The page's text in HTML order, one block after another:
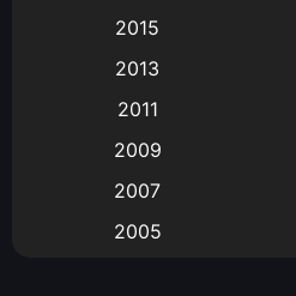
Animation แอนิเมชัน
(9)
Big tits (นมใหญ่)
Bitch (ผู้หญิงร่าน)
2015
2013
2011
2009
2007
2005